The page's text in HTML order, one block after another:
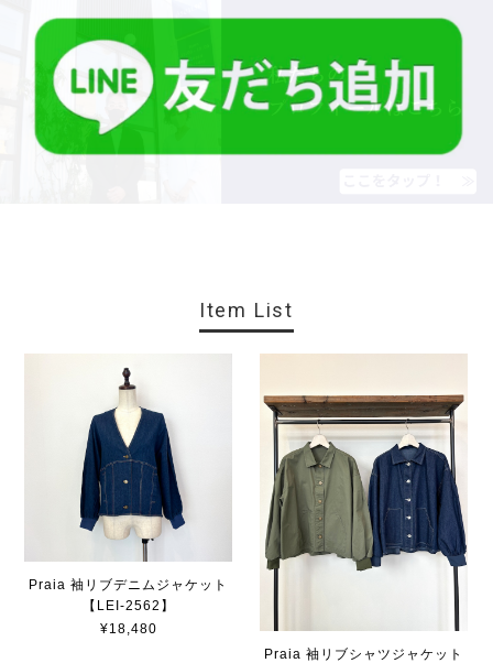
Item List
Praia 袖リブデニムジャケット
【LEI-2562】
¥18,480
Praia 袖リブシャツジャケット